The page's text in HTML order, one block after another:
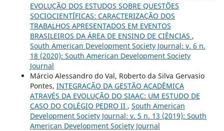
EVOLUÇÃO DOS ESTUDOS SOBRE QUESTÕES
SOCIOCIENTÍFICAS: CARACTERIZAÇÃO DOS
TRABALHOS APRESENTADOS EM EVENTOS
BRASILEIROS DA ÁREA DE ENSINO DE CIÊNCIAS ,
South American Development Society Journal: v. 6 n.
18 (2020): South American Development Society
Journal
Márcio Alessandro do Val, Roberto da Silva Gervasio
Pontes, INTEGRAÇÃO DA GESTÃO ACADÊMICA
ATRAVÉS DA EVOLUÇÃO DO SIAAC: UM ESTUDO DE
CASO DO COLÉGIO PEDRO II , South American
Development Society Journal: v. 5 n. 13 (2019): South
American Development Society Journal